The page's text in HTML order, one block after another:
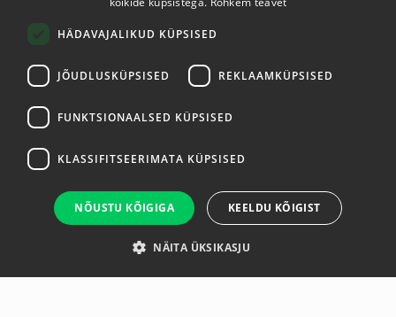
HÄDAVAJALIKUD KÜPSISED
JÕUDLUSKÜPSISED REKLAAMKÜPSISED
FUNKTSIONAALSED KÜPSISED
KLASSIFITSEERIMATA KÜPSISED
NÕUSTU KÕIGIGA KEELDU KÕIGIST
NÄITA ÜKSIKASJU